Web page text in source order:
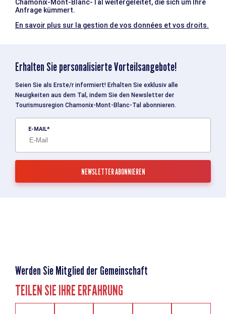
Chamonix-Mont-Blanc-Tal weitergeleitet, die sich um Ihre
Anfrage kümmert.
En savoir plus sur la gestion de vos données et vos droits.
Erhalten Sie personalisierte Vorteilsangebote!
Seien Sie als Erste/r informiert! Erhalten Sie exklusiv alle
Neuigkeiten aus dem Tal, indem Sie den Newsletter der
Tourismusregion Chamonix-Mont-Blanc-Tal abonnieren.
E-MAIL
Werden Sie Mitglied der Gemeinschaft
TEILEN SIE IHRE ERFAHRUNG